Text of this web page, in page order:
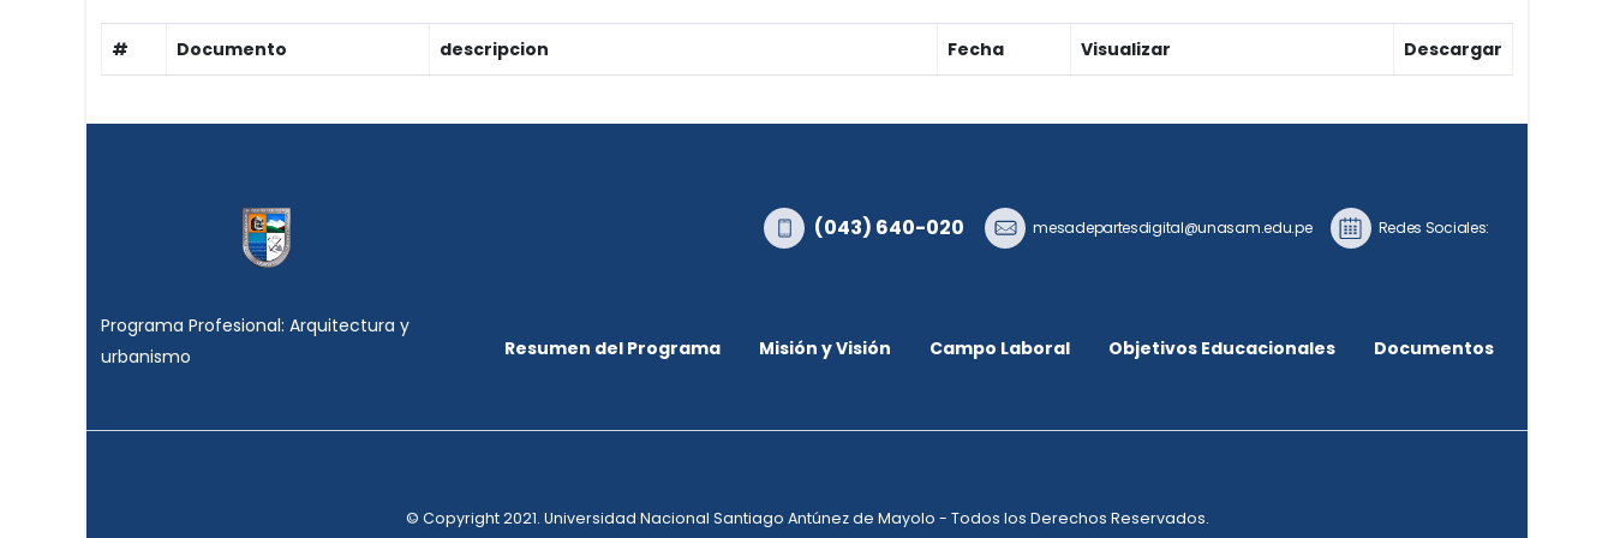
# Documento descripcion Fecha Visualizar Descargar
Programa Profesional: Arquitectura y
urbanismo
(043) 640-020 mesadepartesdigital@unasam.edu.pe Redes Sociales:
Resumen del Programa Misión y Visión Campo Laboral Objetivos Educacionales Documentos
© Copyright 2021. Universidad Nacional Santiago Antúnez de Mayolo - Todos los Derechos Reservados.